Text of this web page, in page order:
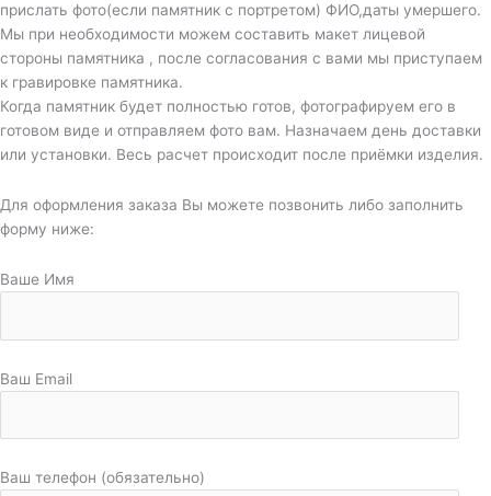
прислать фото(если памятник с портретом) ФИО,даты умершего.
Мы при необходимости можем составить макет лицевой
стороны памятника , после согласования с вами мы приступаем
к гравировке памятника.
Когда памятник будет полностью готов, фотографируем его в
готовом виде и отправляем фото вам. Назначаем день доставки
или установки. Весь расчет происходит после приёмки изделия.
Для оформления заказа Вы можете позвонить либо заполнить
форму ниже:
Ваше Имя
Ваш Email
Ваш телефон (обязательно)